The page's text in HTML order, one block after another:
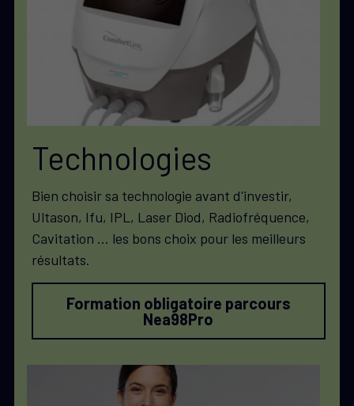
Technologies
Bien choisir sa technologie avant d'investir,
Ultason, Ifu, IPL, Laser Diod, Radiofréquence,
Cavitation ... les bons choix pour les meilleurs
résultats.
Formation obligatoire parcours
Nea98Pro